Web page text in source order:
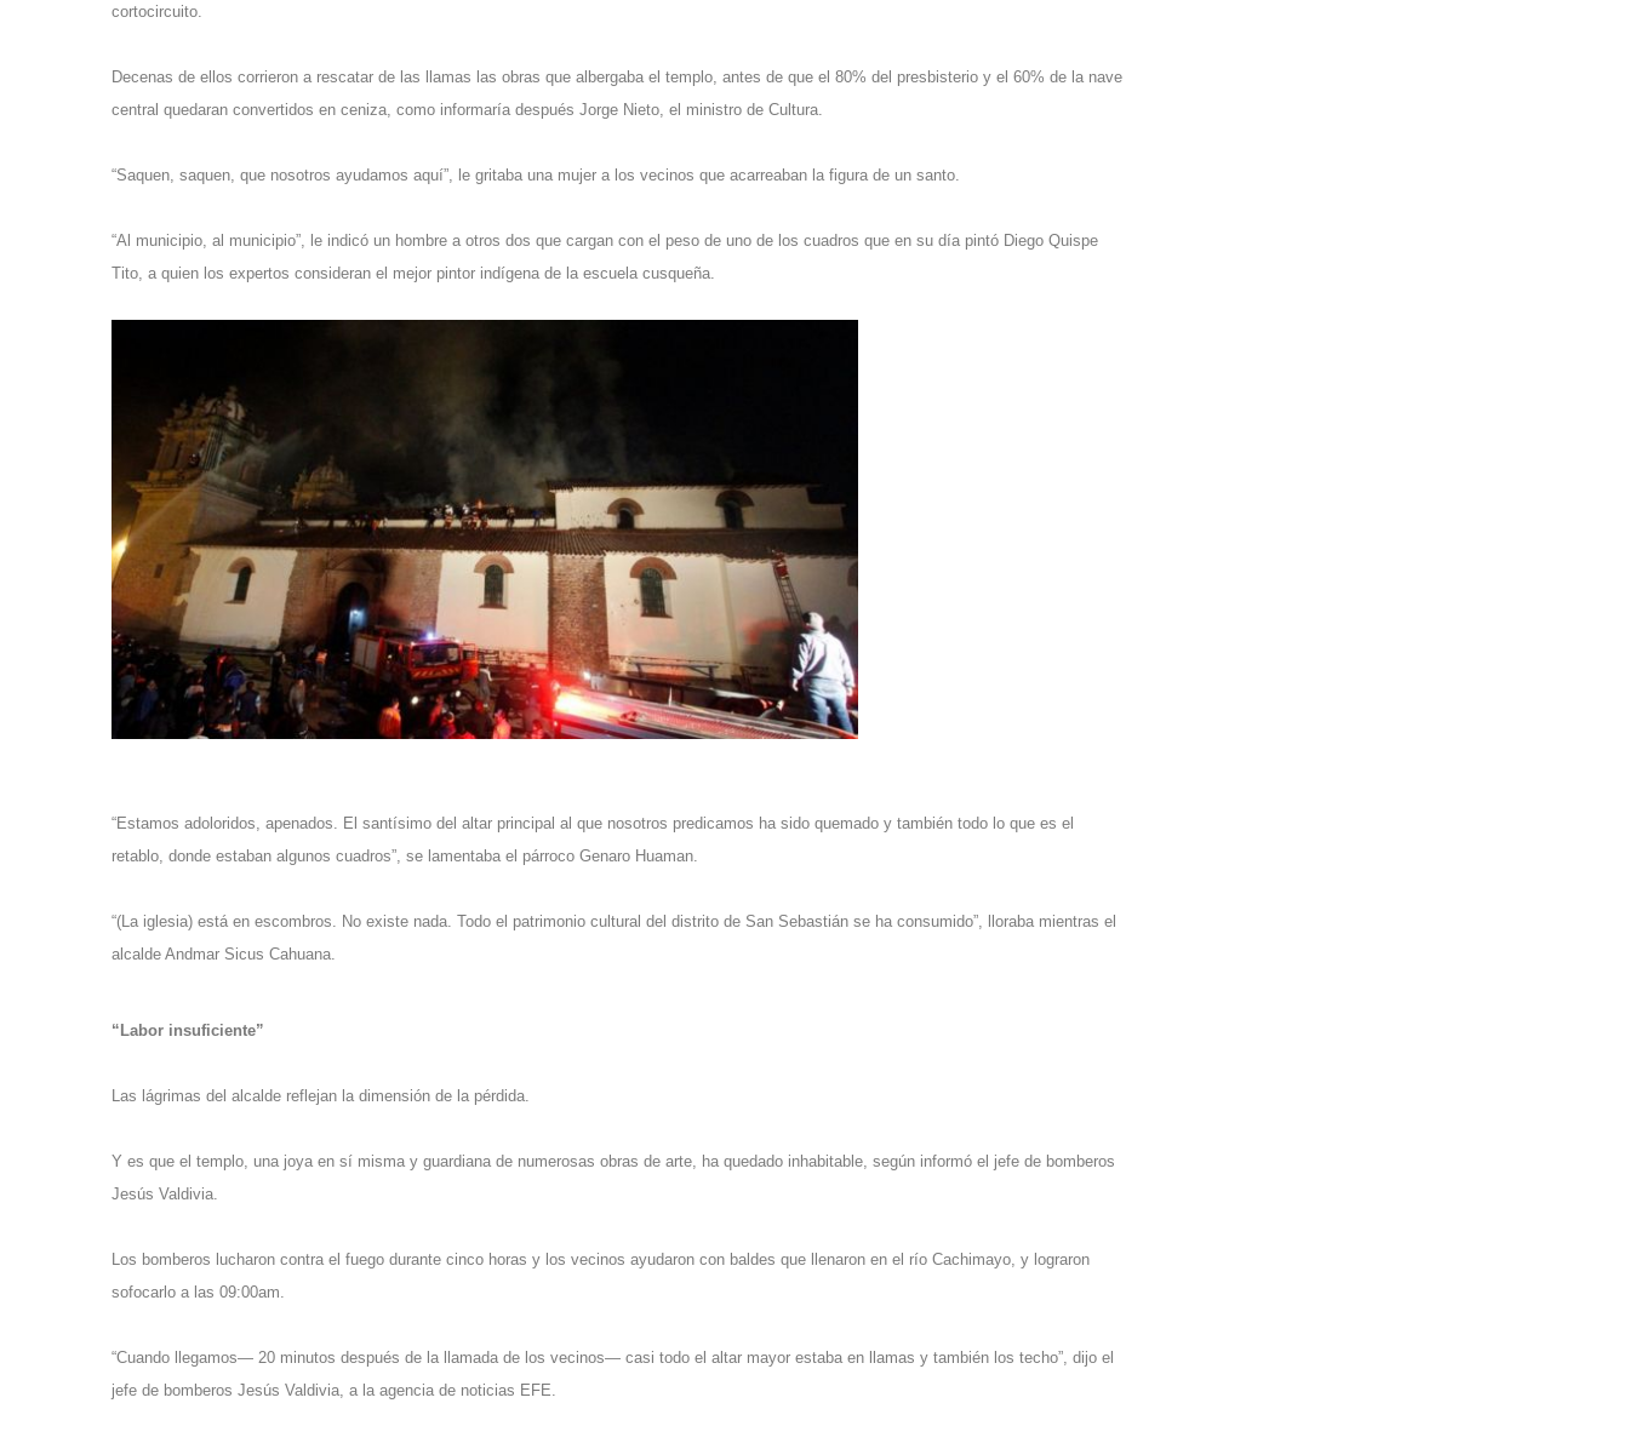
cortocircuito.
Decenas de ellos corrieron a rescatar de las llamas las obras que albergaba el templo, antes de que el 80% del presbisterio y el 60% de la nave
central quedaran convertidos en ceniza, como informaría después Jorge Nieto, el ministro de Cultura.
“Saquen, saquen, que nosotros ayudamos aquí”, le gritaba una mujer a los vecinos que acarreaban la figura de un santo.
“Al municipio, al municipio”, le indicó un hombre a otros dos que cargan con el peso de uno de los cuadros que en su día pintó Diego Quispe
Tito, a quien los expertos consideran el mejor pintor indígena de la escuela cusqueña.
“Estamos adoloridos, apenados. El santísimo del altar principal al que nosotros predicamos ha sido quemado y también todo lo que es el
retablo, donde estaban algunos cuadros”, se lamentaba el párroco Genaro Huaman.
“(La iglesia) está en escombros. No existe nada. Todo el patrimonio cultural del distrito de San Sebastián se ha consumido”, lloraba mientras el
alcalde Andmar Sicus Cahuana.
“Labor insuficiente”
Las lágrimas del alcalde reflejan la dimensión de la pérdida.
Y es que el templo, una joya en sí misma y guardiana de numerosas obras de arte, ha quedado inhabitable, según informó el jefe de bomberos
Jesús Valdivia.
Los bomberos lucharon contra el fuego durante cinco horas y los vecinos ayudaron con baldes que llenaron en el río Cachimayo, y lograron
sofocarlo a las 09:00am.
“Cuando llegamos— 20 minutos después de la llamada de los vecinos— casi todo el altar mayor estaba en llamas y también los techo”, dijo el
jefe de bomberos Jesús Valdivia, a la agencia de noticias EFE.